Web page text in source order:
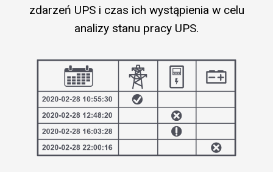
zdarzeń UPS i czas ich wystąpienia w celu
analizy stanu pracy UPS.